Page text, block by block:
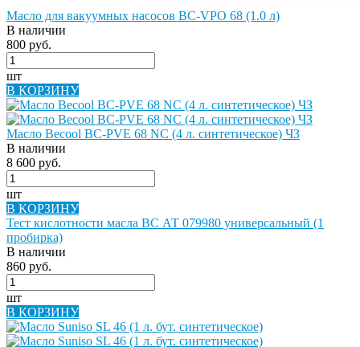
Масло для вакуумных насосов BC-VPO 68 (1.0 л)
В наличии
800 руб.
шт
В КОРЗИНУ
Масло Becool BC-PVE 68 NC (4 л. синтетическое) ЧЗ
В наличии
8 600 руб.
шт
В КОРЗИНУ
Тест кислотности масла ВС АТ 079980 универсальный (1
пробирка)
В наличии
860 руб.
шт
В КОРЗИНУ